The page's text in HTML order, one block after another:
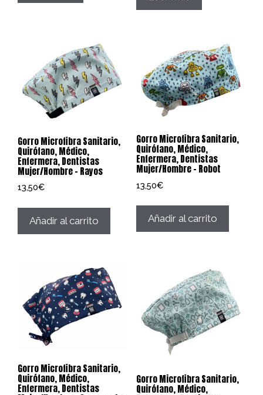
Gorro Microfibra Sanitario,
Quirófano, Médico,
Enfermera, Dentistas
Mujer/Hombre – Rayos
13,50€
Añadir al carrito
Gorro Microfibra Sanitario,
Quirófano, Médico,
Enfermera, Dentistas
Mujer/Hombre – Robot
13,50€
Añadir al carrito
Gorro Microfibra Sanitario,
Quirófano, Médico,
Enfermera, Dentistas
Gorro Microfibra Sanitario,
Quirófano, Médico,